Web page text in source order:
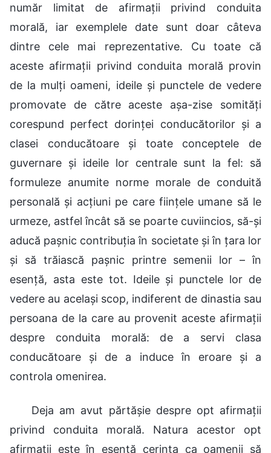
număr limitat de afirmații privind conduita
morală, iar exemplele date sunt doar câteva
dintre cele mai reprezentative. Cu toate că
aceste afirmații privind conduita morală provin
de la mulți oameni, ideile și punctele de vedere
promovate de către aceste așa-zise somități
corespund perfect dorinței conducătorilor și a
clasei conducătoare și toate conceptele de
guvernare și ideile lor centrale sunt la fel: să
formuleze anumite norme morale de conduită
personală și acțiuni pe care ființele umane să le
urmeze, astfel încât să se poarte cuviincios, să-și
aducă pașnic contribuția în societate și în țara lor
și să trăiască pașnic printre semenii lor – în
esență, asta este tot. Ideile și punctele lor de
vedere au același scop, indiferent de dinastia sau
persoana de la care au provenit aceste afirmații
despre conduita morală: de a servi clasa
conducătoare și de a induce în eroare și a
controla omenirea.
Deja am avut părtășie despre opt afirmații
privind conduita morală. Natura acestor opt
afirmații este în esență cerința ca oamenii să